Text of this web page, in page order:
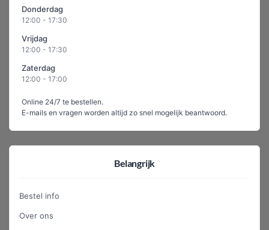
Donderdag
12:00 - 17:30
Vrijdag
12:00 - 17:30
Zaterdag
12:00 - 17:00
Online 24/7 te bestellen.
E-mails en vragen worden altijd zo snel mogelijk beantwoord.
Belangrijk
Bestel info
Over ons